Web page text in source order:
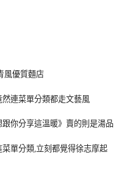
連菜單分類都走文藝風
跟你分享這溫暖》賣的則是湯品
菜單分類,立刻都覺得徐志摩起